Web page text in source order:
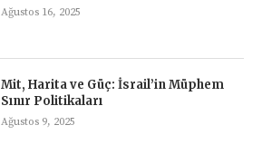
Ağustos 16, 2025
Mit, Harita ve Güç: İsrail’in Müphem
Sınır Politikaları
Ağustos 9, 2025